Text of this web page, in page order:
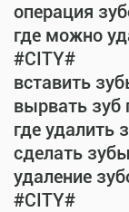
операция
где можно
#CITY#
вставить
вырвать
где удалить
сделать
удаление
#CITY#